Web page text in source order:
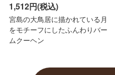
1,512円(税込)
宮島の大鳥居に描かれている月
をモチーフにしたふんわりバー
ムクーヘン